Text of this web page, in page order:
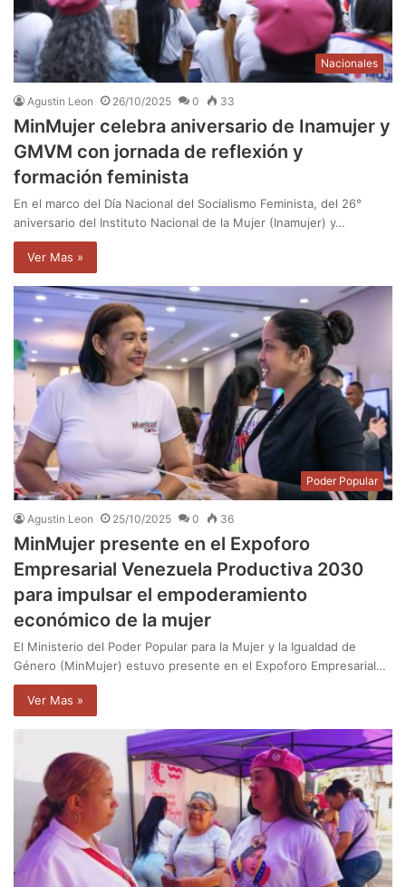
Nacionales
Agustin Leon 26/10/2025 0 33
MinMujer celebra aniversario de Inamujer y
GMVM con jornada de reflexión y
formación feminista
En el marco del Día Nacional del Socialismo Feminista, del 26°
aniversario del Instituto Nacional de la Mujer (Inamujer) y…
Ver Mas »
Poder Popular
Agustin Leon 25/10/2025 0 36
MinMujer presente en el Expoforo
Empresarial Venezuela Productiva 2030
para impulsar el empoderamiento
económico de la mujer
El Ministerio del Poder Popular para la Mujer y la Igualdad de
Género (MinMujer) estuvo presente en el Expoforo Empresarial…
Ver Mas »